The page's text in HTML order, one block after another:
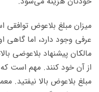
میزان مبلغ بلاعوض توافقی
عرفی وجود دارد، اما گاهی
مالکان پیشنهاد بلاعوضی
از آن خود کنند. مهم است
مبلغ بلاعوض بالا نیفتید.